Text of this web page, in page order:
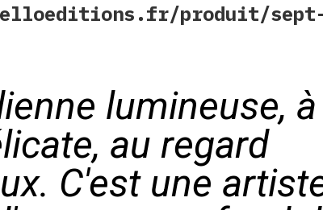
produit/
lumineuse,
au regard
C'est une